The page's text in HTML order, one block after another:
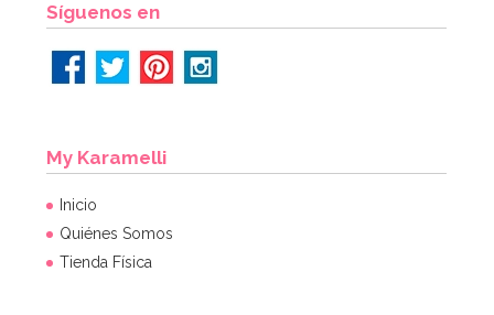
Síguenos en
My Karamelli
Inicio
Quiénes Somos
Tienda Física